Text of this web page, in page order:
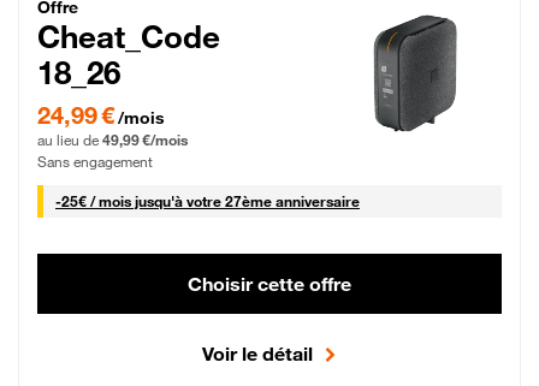
Cheat_Code Fibre_18_26
Offre
Cheat_Code
18_26
24,99 € par mois pendant 0 mois puis 49,99 € par mois, Sans engagement
24,99 €/mois
au lieu de 49,99 €/mois
Sans engagement
-25€ / mois25 € par mois
jusqu'à votre 27ème anniversaire
Choisir cette offre
Voir le détail